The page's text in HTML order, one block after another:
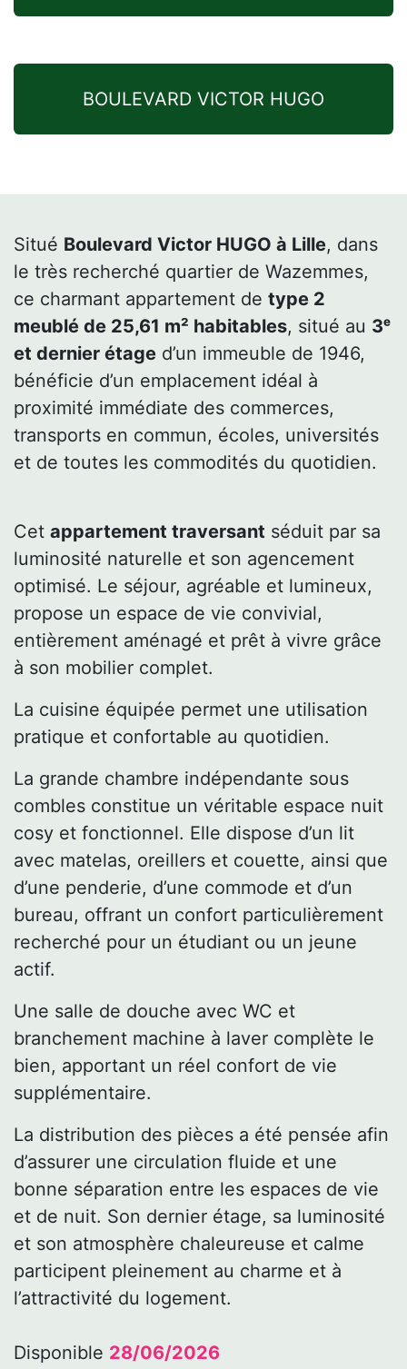
BOULEVARD VICTOR HUGO
Situé Boulevard Victor HUGO à Lille, dans
le très recherché quartier de Wazemmes,
ce charmant appartement de type 2
meublé de 25,61 m² habitables, situé au 3ᵉ
et dernier étage d’un immeuble de 1946,
bénéficie d’un emplacement idéal à
proximité immédiate des commerces,
transports en commun, écoles, universités
et de toutes les commodités du quotidien.
Cet appartement traversant séduit par sa
luminosité naturelle et son agencement
optimisé. Le séjour, agréable et lumineux,
propose un espace de vie convivial,
entièrement aménagé et prêt à vivre grâce
à son mobilier complet.
La cuisine équipée permet une utilisation
pratique et confortable au quotidien.
La grande chambre indépendante sous
combles constitue un véritable espace nuit
cosy et fonctionnel. Elle dispose d’un lit
avec matelas, oreillers et couette, ainsi que
d’une penderie, d’une commode et d’un
bureau, offrant un confort particulièrement
recherché pour un étudiant ou un jeune
actif.
Une salle de douche avec WC et
branchement machine à laver complète le
bien, apportant un réel confort de vie
supplémentaire.
La distribution des pièces a été pensée afin
d’assurer une circulation fluide et une
bonne séparation entre les espaces de vie
et de nuit. Son dernier étage, sa luminosité
et son atmosphère chaleureuse et calme
participent pleinement au charme et à
l’attractivité du logement.
Disponible 28/06/2026